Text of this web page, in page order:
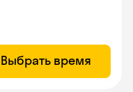
Выбрать время